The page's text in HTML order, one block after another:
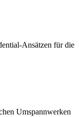
Ansätzen für die
Umspannwerken